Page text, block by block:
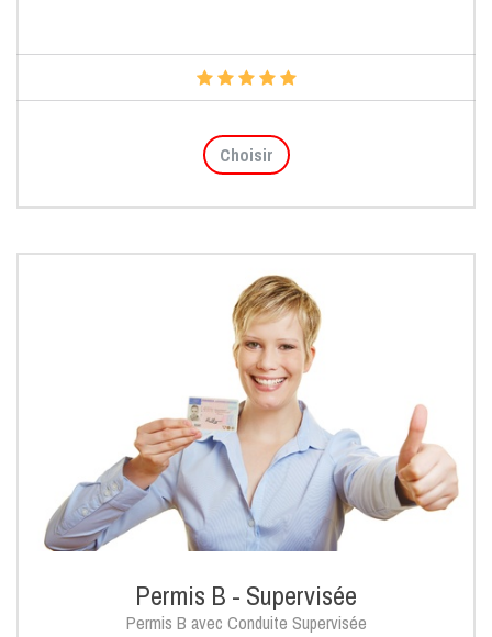
Choisir
Permis B - Supervisée
Permis B avec Conduite Supervisée